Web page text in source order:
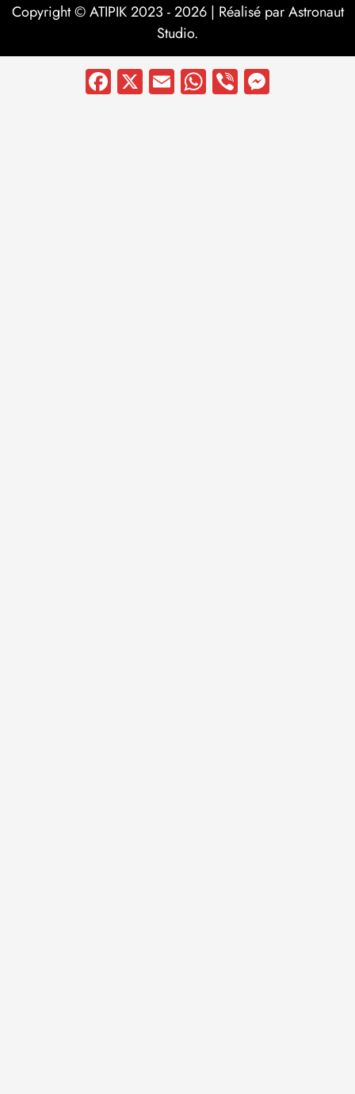
Copyright © ATIPIK 2023 - 2026 | Réalisé par Astronaut
Studio.
Facebook
X EmailWhatsApp
Viber